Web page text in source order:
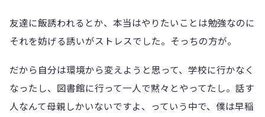
友達に飯誘われるとか、本当はやりたいことは勉強なのに
それを妨げる誘いがストレスでした。そっちの方が。
だから自分は環境から変えようと思って、学校に行かなく
なったし、図書館に行って一人で黙々とやってたし。話す
人なんて母親しかいないですよ、っていう中で、僕は早稲